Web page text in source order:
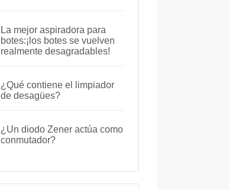
La mejor aspiradora para
botes:¡los botes se vuelven
realmente desagradables!
¿Qué contiene el limpiador
de desagües?
¿Un diodo Zener actúa como
conmutador?